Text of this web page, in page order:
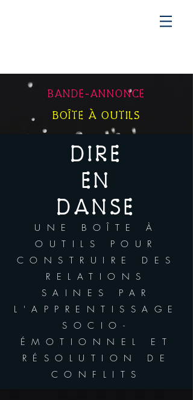
BANDE-ANNONCE
BOÎTE À OUTILS
DIRE
EN
DANSE
UNE BOÎTE À
OUTILS POUR
CONSTRUIRE DES
RELATIONS
SAINES PAR
L'APPRENTISSAGE
SOCIO-
ÉMOTIONNEL ET
RÉSOLUTION DE
CONFLITS